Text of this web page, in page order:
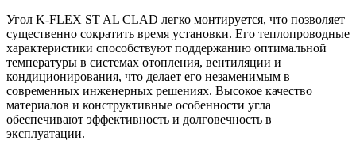
Угол K-FLEX ST AL CLAD легко монтируется, что позволяет
существенно сократить время установки. Его теплопроводные
характеристики способствуют поддержанию оптимальной
температуры в системах отопления, вентиляции и
кондиционирования, что делает его незаменимым в
современных инженерных решениях. Высокое качество
материалов и конструктивные особенности угла
обеспечивают эффективность и долговечность в
эксплуатации.